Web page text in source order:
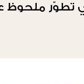
تطوّر ملحوظ